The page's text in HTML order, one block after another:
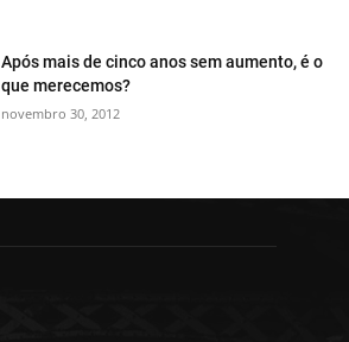
Após mais de cinco anos sem aumento, é o
que merecemos?
novembro 30, 2012